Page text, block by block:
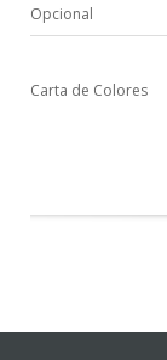
Opcional
Carta de Colores